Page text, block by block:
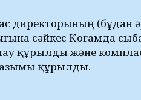
директорының (бұдан
сәйкес Қоғамда
құрылды және
құрылды.